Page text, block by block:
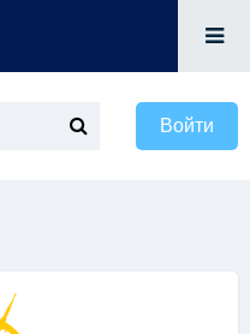
Войти